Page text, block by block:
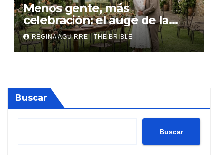
Menos gente, más
celebración: el auge de la
micro boda
REGINA AGUIRRE | THE BRIBLE
Buscar
Buscar